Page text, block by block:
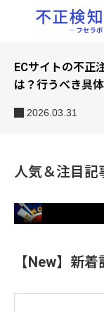
要なコスト
人気＆注目記
2026.03.25
禁止！逮捕
策を紹介
【New】新着